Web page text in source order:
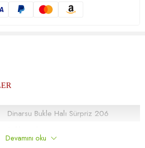
Dinarsu Bukle Halı Sürpriz 206
Devamını oku